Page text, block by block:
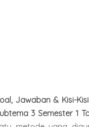
Jawaban & Kisi-
3 Semester 1